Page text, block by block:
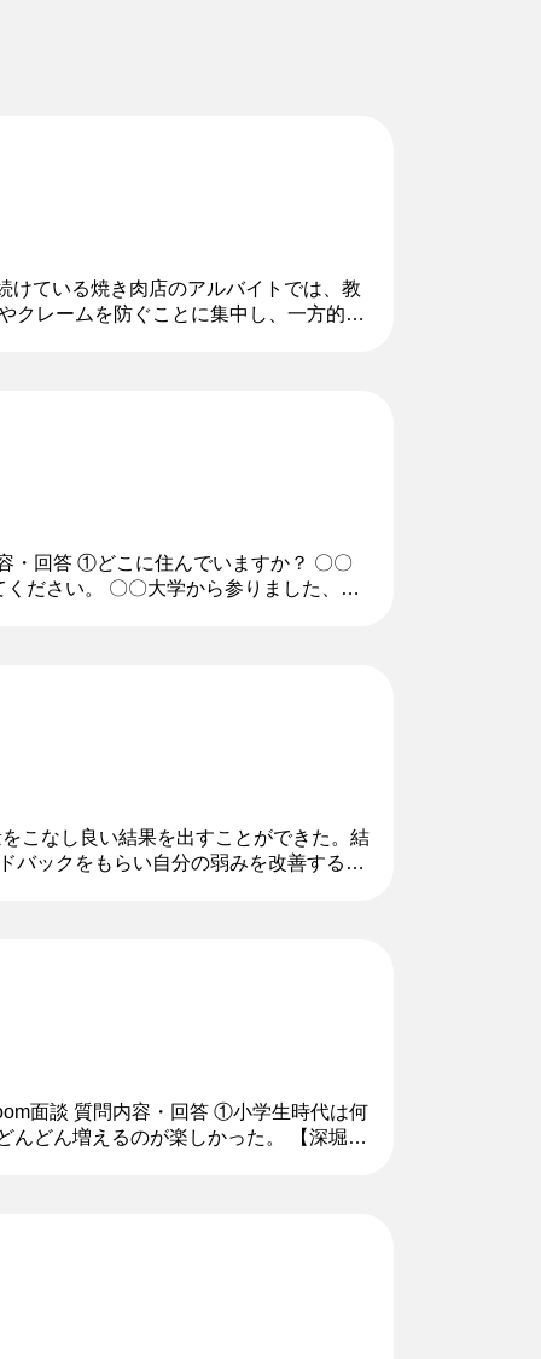
けている焼き肉店のアルバイトでは、教
クレームを防ぐことに集中し、一方的な
・回答 ①どこに住んでいますか？ 〇〇
ださい。 〇〇大学から参りました、〇
こなし良い結果を出すことができた。結
バックをもらい自分の弱みを改善するこ
面談 質問内容・回答 ①小学生時代は何
んどん増えるのが楽しかった。 【深堀質